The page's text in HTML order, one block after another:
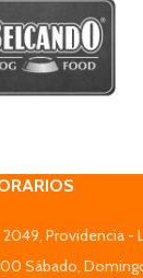
2049, Providencia -
Sábado,